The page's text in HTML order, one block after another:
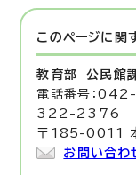
このページに関
教育部 公民館
電話番号：
322-2376
〒185-0011
お問い合わ